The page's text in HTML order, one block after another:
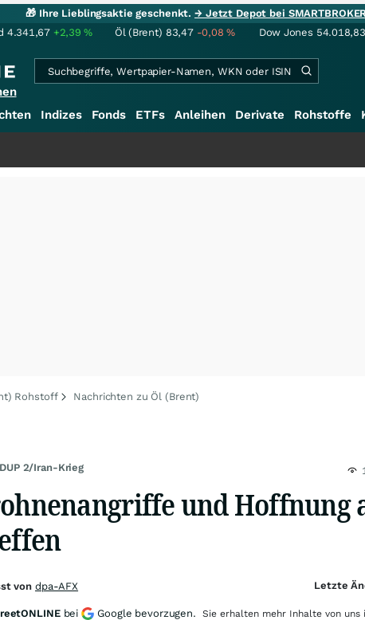
🎁 Ihre Lieblingsaktie geschenkt.→ Jetzt Depot bei
4.341,67 +2,39% Öl (Brent) 83,47 -0,08% Dow Jones 54.018,83
Indizes Fonds ETFs Anleihen Derivate Rohstoffe
Rohstoff Nachrichten zu Öl (Brent)
2/Iran-Krieg
und Hoffnung
von dpa-AFX Letzte
bei Google bevorzugen. Sie erhalten mehr Inhalte von uns